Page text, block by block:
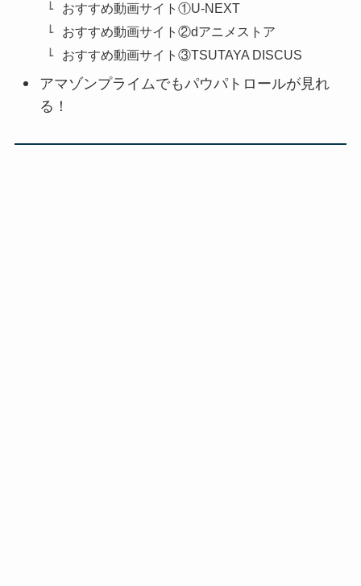
おすすめ動画サイト①U-NEXT
おすすめ動画サイト②dアニメストア
おすすめ動画サイト③TSUTAYA DISCUS
アマゾンプライムでもパウパトロールが見れ
る！